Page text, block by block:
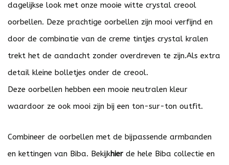
dagelijkse look met onze mooie witte crystal creool
oorbellen. Deze prachtige oorbellen zijn mooi verfijnd en
door de combinatie van de creme tintjes crystal kralen
trekt het de aandacht zonder overdreven te zijn.Als extra
detail kleine bolletjes onder de creool.
Deze oorbellen hebben een mooie neutralen kleur
waardoor ze ook mooi zijn bij een ton-sur-ton outfit.
Combineer de oorbellen met de bijpassende armbanden
en kettingen van Biba. Bekijkhier de hele Biba collectie en